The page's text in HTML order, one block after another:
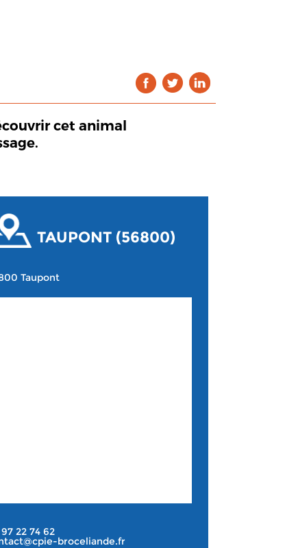
cet animal
TAUPONT (56800)
Taupont
22 74 62
broceliande.fr